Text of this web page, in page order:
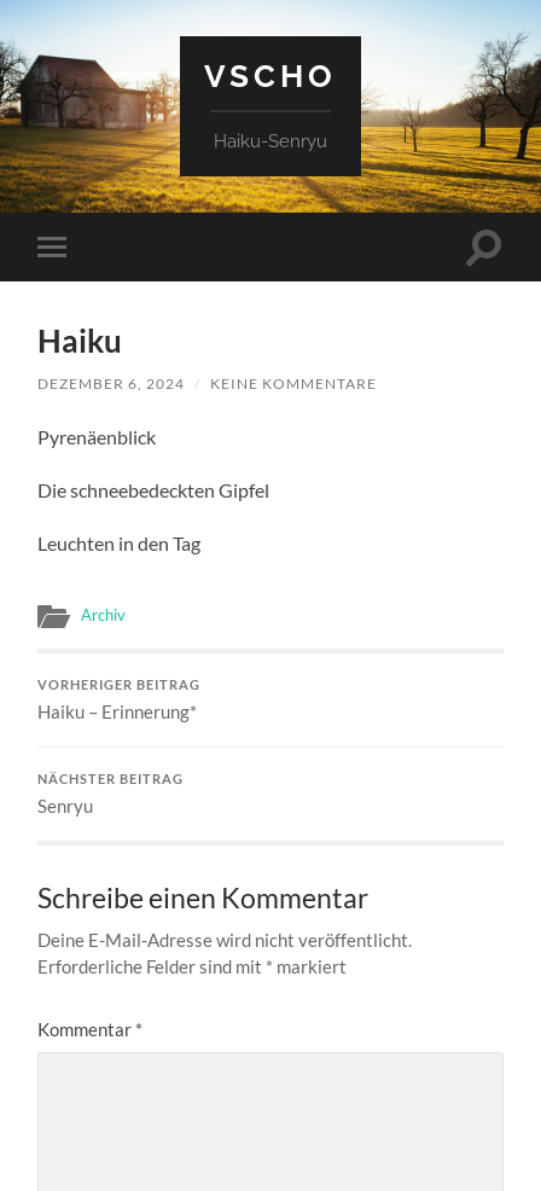
VSCHO
Haiku-Senryu
Mobile-
Menü
Haiku
DEZEMBER 6, 2024 / KEINE KOMMENTARE
Pyrenäenblick
Die schneebedeckten Gipfel
Leuchten in den Tag
Archiv
VORHERIGER BEITRAG
Haiku – Erinnerung*
NÄCHSTER BEITRAG
Senryu
Schreibe einen Kommentar
Deine E-Mail-Adresse wird nicht veröffentlicht.
Erforderliche Felder sind mit * markiert
Kommentar *